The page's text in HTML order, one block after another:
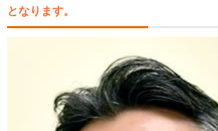
となります。